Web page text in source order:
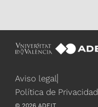
Aviso legal
Política de Privacidad
© 2026 ADEIT